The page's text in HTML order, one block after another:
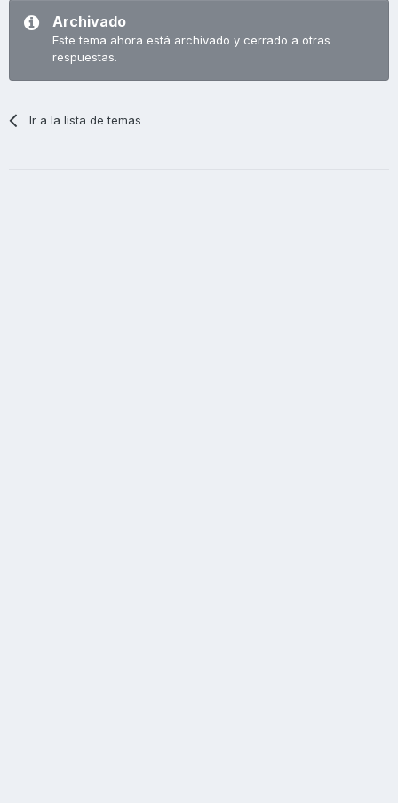
Archivado
Este tema ahora está archivado y cerrado a otras
respuestas.
Ir a la lista de temas